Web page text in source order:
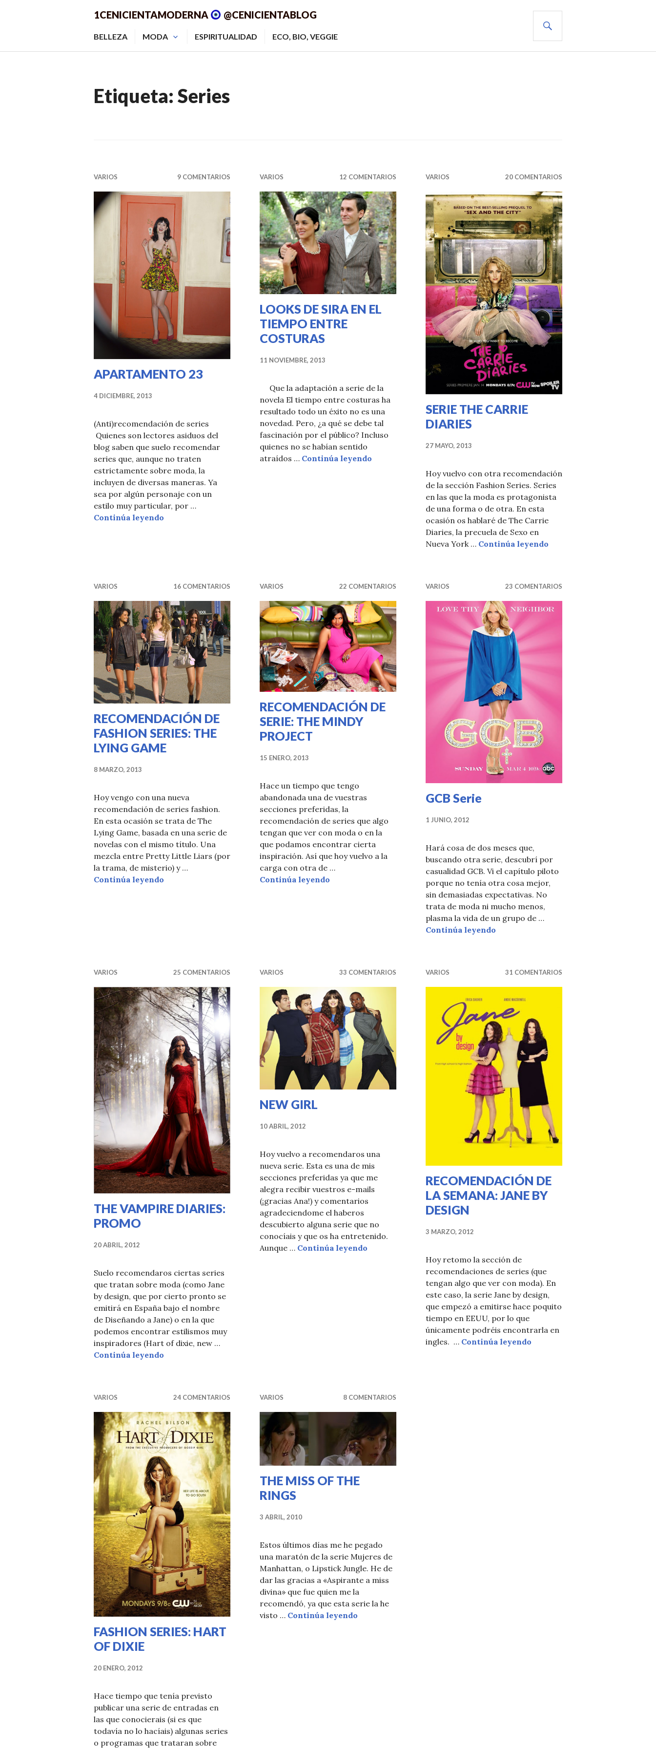
1CENICIENTAMODERNA @CENICIENTABLOG
BELLEZA MODA ESPIRITUALIDAD ECO, BIO, VEGGIE
Etiqueta: Series
VARIOS 9 COMENTARIOS
APARTAMENTO 23
4 DICIEMBRE, 2013
(Anti)recomendación de series
Quienes son lectores asiduos del
blog saben que suelo recomendar
series que, aunque no traten
estrictamente sobre moda, la
incluyen de diversas maneras. Ya
sea por algún personaje con un
estilo muy particular, por …
Continúa leyendo
VARIOS 12 COMENTARIOS
LOOKS DE SIRA EN EL
TIEMPO ENTRE
COSTURAS
11 NOVIEMBRE, 2013
Que la adaptación a serie de la
novela El tiempo entre costuras ha
resultado todo un éxito no es una
novedad. Pero, ¿a qué se debe tal
fascinación por el público? Incluso
quienes no se habían sentido
atraídos … Continúa leyendo
VARIOS 20 COMENTARIOS
SERIE THE CARRIE
DIARIES
27 MAYO, 2013
Hoy vuelvo con otra recomendación
de la sección Fashion Series. Series
en las que la moda es protagonista
de una forma o de otra. En esta
ocasión os hablaré de The Carrie
Diaries, la precuela de Sexo en
Nueva York … Continúa leyendo
VARIOS 16 COMENTARIOS
RECOMENDACIÓN DE
FASHION SERIES: THE
LYING GAME
8 MARZO, 2013
Hoy vengo con una nueva
recomendación de series fashion.
En esta ocasión se trata de The
Lying Game, basada en una serie de
novelas con el mismo título. Una
mezcla entre Pretty Little Liars (por
la trama, de misterio) y …
Continúa leyendo RECOMENDACIÓN DE FASHION SERIES: THE LYING GAME
VARIOS 22 COMENTARIOS
RECOMENDACIÓN DE
SERIE: THE MINDY
PROJECT
15 ENERO, 2013
Hace un tiempo que tengo
abandonada una de vuestras
secciones preferidas, la
recomendación de series que algo
tengan que ver con moda o en la
que podamos encontrar cierta
inspiración. Así que hoy vuelvo a la
carga con otra de …
Continúa leyendo RECOMENDACIÓN DE SERIE: THE MINDY PROJECT
VARIOS 23 COMENTARIOS
GCB Serie
1 JUNIO, 2012
Hará cosa de dos meses que,
buscando otra serie, descubrí por
casualidad GCB. Vi el capítulo piloto
porque no tenía otra cosa mejor,
sin demasiadas expectativas. No
trata de moda ni mucho menos,
plasma la vida de un grupo de …
Continúa leyendo
VARIOS 25 COMENTARIOS
THE VAMPIRE DIARIES:
PROMO
20 ABRIL, 2012
Suelo recomendaros ciertas series
que tratan sobre moda (como Jane
by design, que por cierto pronto se
emitirá en España bajo el nombre
de Diseñando a Jane) o en la que
podemos encontrar estilismos muy
inspiradores (Hart of dixie, new …
Continúa leyendo
VARIOS 33 COMENTARIOS
NEW GIRL
10 ABRIL, 2012
Hoy vuelvo a recomendaros una
nueva serie. Esta es una de mis
secciones preferidas ya que me
alegra recibir vuestros e-mails
(¡gracias Ana!) y comentarios
agradeciendome el haberos
descubierto alguna serie que no
conocíais y que os ha entretenido.
Aunque … Continúa leyendo
VARIOS 31 COMENTARIOS
RECOMENDACIÓN DE
LA SEMANA: JANE BY
DESIGN
3 MARZO, 2012
Hoy retomo la sección de
recomendaciones de series (que
tengan algo que ver con moda). En
este caso, la serie Jane by design,
que empezó a emitirse hace poquito
tiempo en EEUU, por lo que
únicamente podréis encontrarla en
ingles. … Continúa leyendo
VARIOS 24 COMENTARIOS
FASHION SERIES: HART
OF DIXIE
20 ENERO, 2012
Hace tiempo que tenía previsto
publicar una serie de entradas en
las que conocierais (si es que
todavía no lo hacíais) algunas series
o programas que trataran sobre
VARIOS 8 COMENTARIOS
THE MISS OF THE
RINGS
3 ABRIL, 2010
Estos últimos días me he pegado
una maratón de la serie Mujeres de
Manhattan, o Lipstick Jungle. He de
dar las gracias a «Aspirante a miss
divina» que fue quien me la
recomendó, ya que esta serie la he
visto … Continúa leyendo